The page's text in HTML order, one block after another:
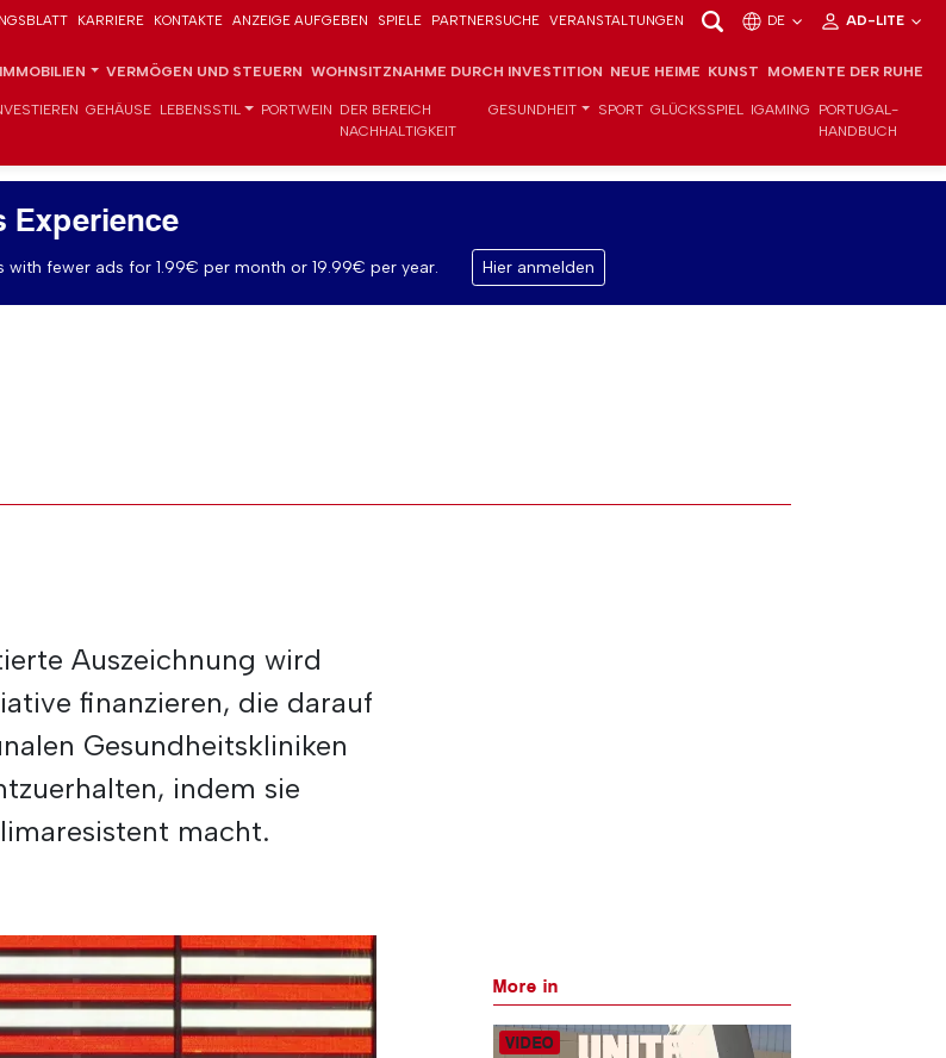
KARRIERE KONTAKTE ANZEIGE AUFGEBEN SPIELE PARTNERSUCHE VERANSTALTUNGEN DE AD-LITE
IMMOBILIEN VERMÖGEN UND STEUERN WOHNSITZNAHME DURCH INVESTITION NEUE HEIME KUNST MOMENTE DER RUHE
GEHÄUSE LEBENSSTIL PORTWEIN DER BEREICH
NACHHALTIGKEIT
GESUNDHEIT SPORT GLÜCKSSPIEL IGAMING
PORTUGAL-
HANDBUCH
Experience
with fewer ads for 1.99€ per month or 19.99€ per year. Hier anmelden
Auszeichnung wird
finanzieren, die darauf
Gesundheitskliniken
indem sie
macht.
More in